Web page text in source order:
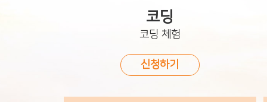
코딩
코딩 체험
신청하기